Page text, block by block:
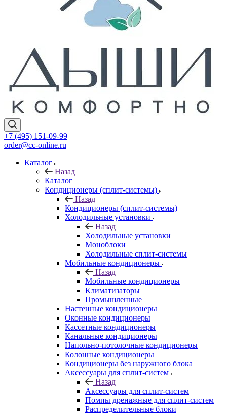
+7 (495) 151-09-99
order@cc-online.ru
Каталог
Назад
Каталог
Кондиционеры (сплит-системы)
Назад
Кондиционеры (сплит-системы)
Холодильные установки
Назад
Холодильные установки
Моноблоки
Холодильные сплит-системы
Мобильные кондиционеры
Назад
Мобильные кондиционеры
Климатизаторы
Промышленные
Настенные кондиционеры
Оконные кондиционеры
Кассетные кондиционеры
Канальные кондиционеры
Напольно-потолочные кондиционеры
Колонные кондиционеры
Кондиционеры без наружного блока
Аксессуары для сплит-систем
Назад
Аксессуары для сплит-систем
Помпы дренажные для сплит-систем
Распределительные блоки